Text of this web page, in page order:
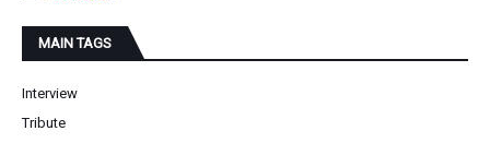
MAIN TAGS
Interview
Tribute